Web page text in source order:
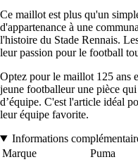
Ce maillot est plus qu'un
d'appartenance à une
l'histoire du Stade Rennais.
leur passion pour le football
Optez pour le maillot 125 ans
jeune footballeur une pièce
d’équipe. C'est l'article idéal
leur équipe favorite.
Informations
Marque
Puma